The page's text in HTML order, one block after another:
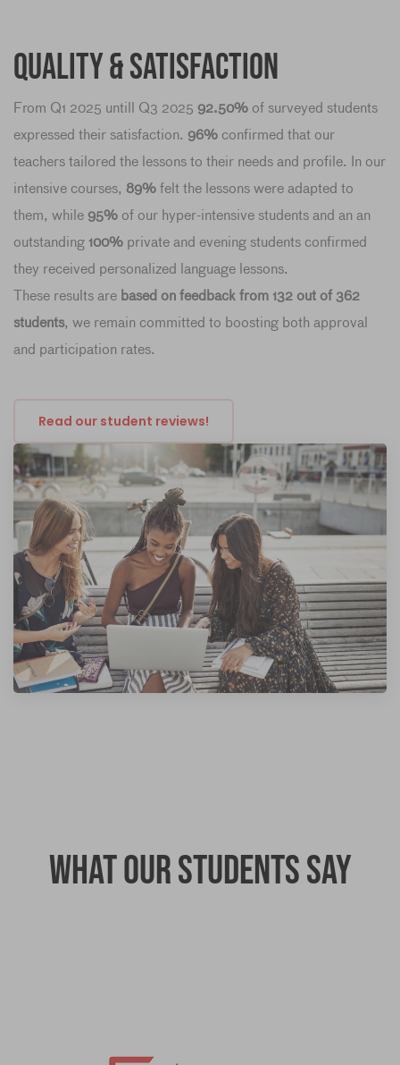
Quality & Satisfaction
From Q1 2025 untill Q3 2025 92.50% of surveyed students
expressed their satisfaction. 96% confirmed that our
teachers tailored the lessons to their needs and profile. In our
intensive courses, 89% felt the lessons were adapted to
them, while 95% of our hyper-intensive students and an an
outstanding 100% private and evening students confirmed
they received personalized language lessons.
These results are based on feedback from 132 out of 362
students, we remain committed to boosting both approval
and participation rates.
Read our student reviews!
What our students say